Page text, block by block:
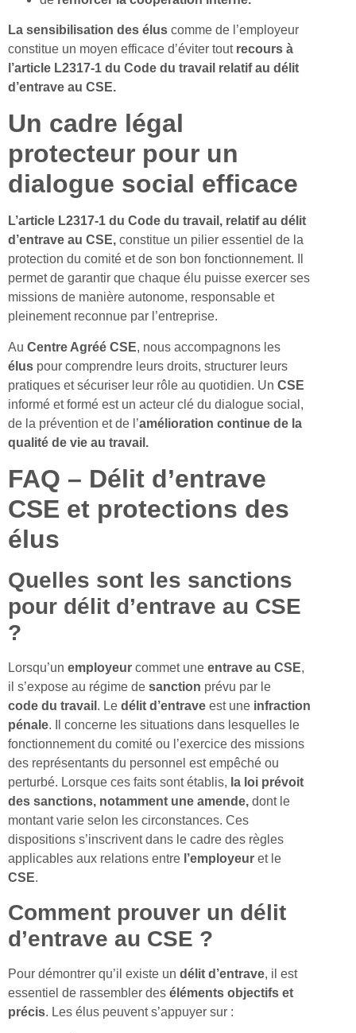
La sensibilisation des élus comme de l’employeur
constitue un moyen efficace d’éviter tout recours à
l’article L2317-1 du Code du travail relatif au délit
d’entrave au CSE.
Un cadre légal
protecteur pour un
dialogue social efficace
L’article L2317-1 du Code du travail, relatif au délit
d’entrave au CSE, constitue un pilier essentiel de la
protection du comité et de son bon fonctionnement. Il
permet de garantir que chaque élu puisse exercer ses
missions de manière autonome, responsable et
pleinement reconnue par l’entreprise.
Au Centre Agréé CSE, nous accompagnons les
élus pour comprendre leurs droits, structurer leurs
pratiques et sécuriser leur rôle au quotidien. Un CSE
informé et formé est un acteur clé du dialogue social,
de la prévention et de l’amélioration continue de la
qualité de vie au travail.
FAQ – Délit d’entrave
CSE et protections des
élus
Quelles sont les sanctions
pour délit d’entrave au CSE
?
Lorsqu’un employeur commet une entrave au CSE,
il s’expose au régime de sanction prévu par le
code du travail . Le délit d’entrave est une infraction
pénale. Il concerne les situations dans lesquelles le
fonctionnement du comité ou l’exercice des missions
des représentants du personnel est empêché ou
perturbé. Lorsque ces faits sont établis, la loi prévoit
des sanctions, notamment une amende, dont le
montant varie selon les circonstances. Ces
dispositions s’inscrivent dans le cadre des règles
applicables aux relations entre l’employeur et le
CSE.
Comment prouver un délit
d’entrave au CSE ?
Pour démontrer qu’il existe un délit d’entrave, il est
essentiel de rassembler des éléments objectifs et
précis. Les élus peuvent s’appuyer sur :